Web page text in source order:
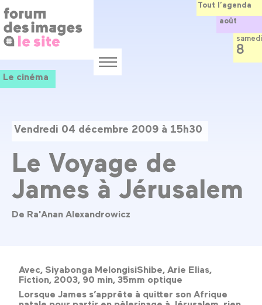
au
contenu
principal
Menu
Le cinéma
Vendredi 04 décembre 2009 à 15h30
Le Voyage de
James à Jérusalem
De Ra'Anan Alexandrowicz
Avec, Siyabonga MelongisiShibe, Arie Elias,
Fiction, 2003, 90 min, 35mm optique
Lorsque James s’apprête à quitter son Afrique
Tout l’agenda
août
samedi
8